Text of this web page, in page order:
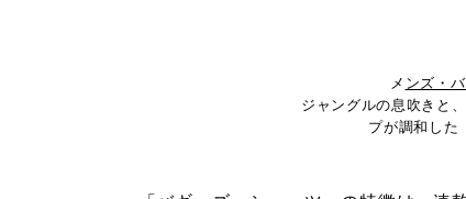
メ ンズ・
ジャングルの息吹きと
プが調和した